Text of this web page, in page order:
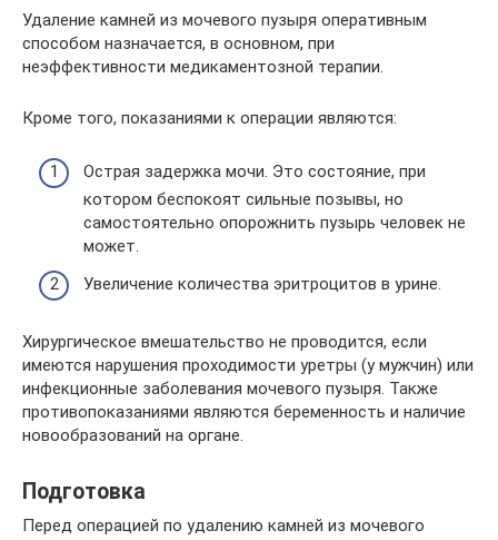
Удаление камней из мочевого пузыря оперативным
способом назначается, в основном, при
неэффективности медикаментозной терапии.
Кроме того, показаниями к операции являются:
Острая задержка мочи. Это состояние, при
котором беспокоят сильные позывы, но
самостоятельно опорожнить пузырь человек не
может.
Увеличение количества эритроцитов в урине.
Хирургическое вмешательство не проводится, если
имеются нарушения проходимости уретры (у мужчин) или
инфекционные заболевания мочевого пузыря. Также
противопоказаниями являются беременность и наличие
новообразований на органе.
Подготовка
Перед операцией по удалению камней из мочевого